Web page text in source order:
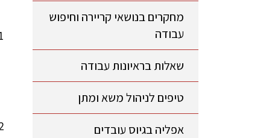
מחקרים בנושאי קריירה וחיפוש
עבודה
שאלות בראיונות עבודה
טיפים לניהול משא ומתן
אפליה בגיוס עובדים